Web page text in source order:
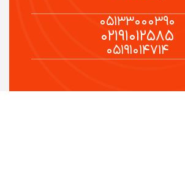
۰۵۱۳۳۰۰۰۳۹۰
۰۲۱۹۱۰۱۲۵۸۵
۰۵۱۹۱۰۱۴۷۱۴